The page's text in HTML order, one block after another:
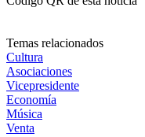
Temas relacionados
Cultura
Asociaciones
Vicepresidente
Economía
Música
Venta